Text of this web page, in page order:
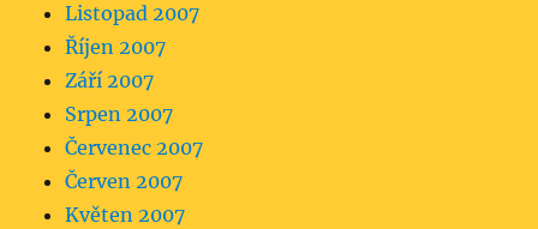
Listopad 2007
Říjen 2007
Září 2007
Srpen 2007
Červenec 2007
Červen 2007
Květen 2007